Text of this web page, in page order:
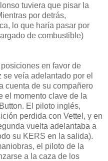
tuviera que pisar la
por detrás,
lo que haría pasar por
de combustible)
en favor de
veía adelantado por el
cuenta de su compañero
el momento clave de la
El piloto inglés,
perdida con Vettel, y en
vuelta adelantaba a
su KERS en la salida).
el piloto de la
a la caza de los